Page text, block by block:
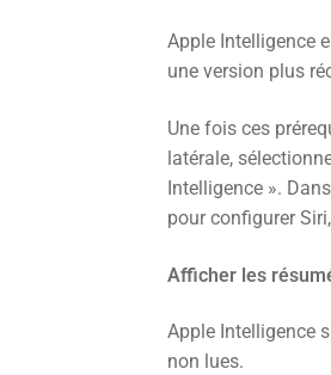
Apple Intelligence
une version plus
Une fois ces
latérale,
Intelligence ».
pour configurer
Afficher les
Apple Intelligence
non lues.